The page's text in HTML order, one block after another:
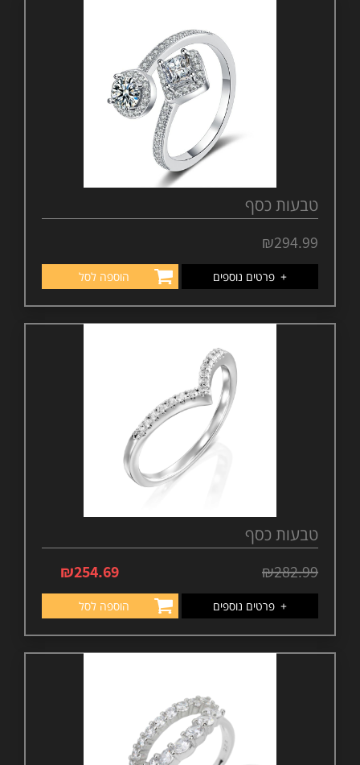
טבעות כסף
₪294.99
+ פרטים נוספים הוספה לסל
טבעות כסף
₪282.99
₪254.69
+ פרטים נוספים הוספה לסל